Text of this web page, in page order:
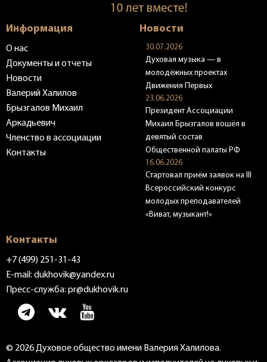
Информация
О нас
Документы и отчеты
Новости
Валерий Халилов
Брызгалов Михаил
Аркадьевич
Членство в ассоциации
Контакты
Новости
30.07.2026
Духовая музыка — в
молодёжных проектах
Движения Первых
23.06.2026
Президент Ассоциации
Михаил Брызгалов вошёл в
девятый состав
Общественной палаты РФ
16.06.2026
Стартовал приём заявок на III
Всероссийский конкурс
молодых преподавателей
«Виват, музыкант!»
Контакты
+7 (499) 251-31-43
E-mail: dukhovik@yandex.ru
Пресс-служба: pr@dukhovik.ru
© 2026 Духовое общество имени Валерия Халилова.